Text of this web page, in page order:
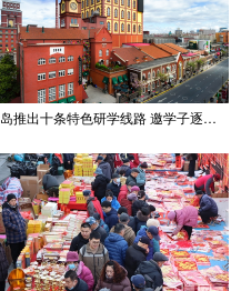
青岛推出十条特色研学线路 邀学子逐梦深蓝探知山海